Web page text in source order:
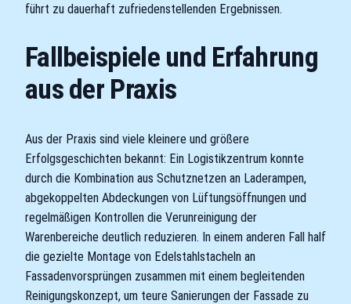
führt zu dauerhaft zufriedenstellenden Ergebnissen.
Fallbeispiele und Erfahrung
aus der Praxis
Aus der Praxis sind viele kleinere und größere
Erfolgsgeschichten bekannt: Ein Logistikzentrum konnte
durch die Kombination aus Schutznetzen an Laderampen,
abgekoppelten Abdeckungen von Lüftungsöffnungen und
regelmäßigen Kontrollen die Verunreinigung der
Warenbereiche deutlich reduzieren. In einem anderen Fall half
die gezielte Montage von Edelstahlstacheln an
Fassadenvorsprüngen zusammen mit einem begleitenden
Reinigungskonzept, um teure Sanierungen der Fassade zu